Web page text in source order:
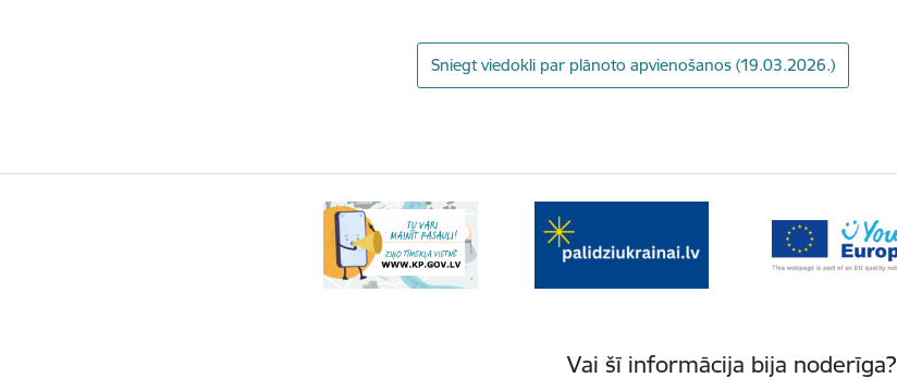
Sniegt viedokli par plānoto apvienošanos (19.03.2026.)
Vai šī informācija bija noderīga?